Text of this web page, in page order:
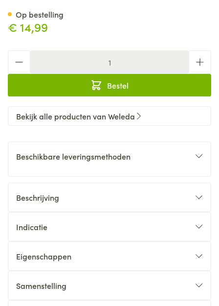
€ 14,99
Bestel
Op bestelling
Bekijk alle producten van Weleda
Beschikbare leveringsmethoden
Beschrijving
Indicatie
Eigenschappen
Samenstelling